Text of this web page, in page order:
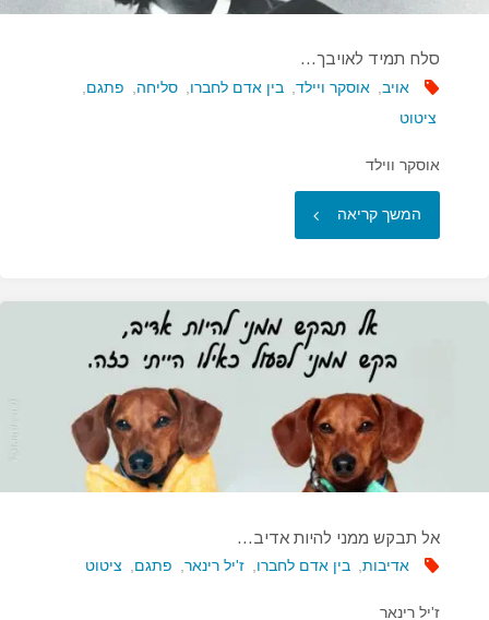
סלח תמיד לאויבך…
אויב אוסקר ויילד בין אדם לחברו סליחה פתגם
ציטוט
אוסקר ווילד
המשך קריאה "סלח
לאויבך…"
אל תבקש ממני להיות אדיב…
אדיבות בין אדם לחברו ז'יל רינאר פתגם ציטוט
ז'יל רינאר